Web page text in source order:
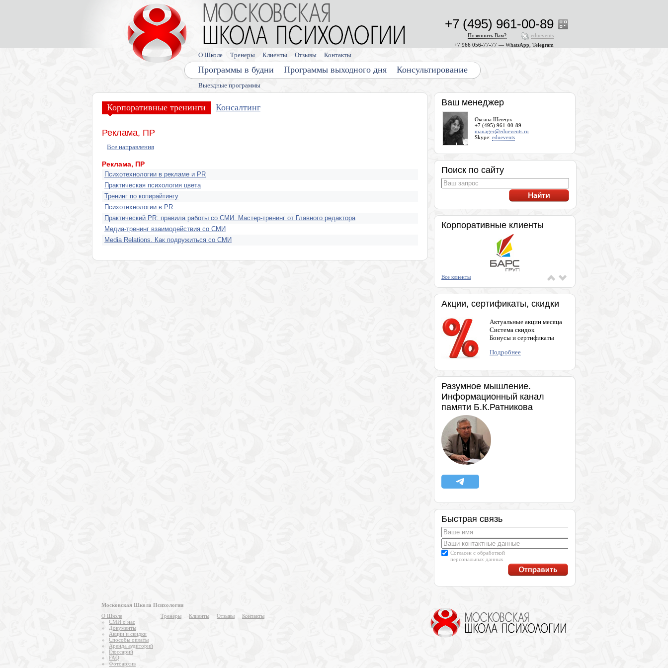
Выездные программы
Программы в будни Программы выходного дня Консультирование
О Школе Тренеры Клиенты Отзывы Контакты
+7 966 056-77-77 — WhatsApp, Telegram
eduevents
Позвонить Вам?
+7 (495) 961-00-89
Корпоративные тренинги Консалтинг
Реклама, ПР
Все направления
Реклама, ПР
Психотехнологии в рекламе и PR
Практическая психология цвета
Тренинг по копирайтингу
Психотехнологии в PR
Практический PR: правила работы со СМИ. Мастер-тренинг от Главного редактора
Медиа-тренинг взаимодействия со СМИ
Media Relations. Как подружиться со СМИ
Ваш менеджер
Оксана Шевчук
+7 (495) 961-00-89
manager@eduevents.ru
Skype: eduevents
Поиск по сайту
Корпоративные клиенты
Все клиенты
Акции, сертификаты, скидки
Актуальные акции месяца
Система скидок
Бонусы и сертификаты
Подробнее
Разумное мышление.
Информационный канал
памяти Б.К.Ратникова
Быстрая связь
Московская Школа Психологии
О Школе
СМИ о нас
Документы
Акции и скидки
Способы оплаты
Аренда аудиторий
Глоссарий
FAQ
Фотоархив
Тренеры Клиенты Отзывы Контакты